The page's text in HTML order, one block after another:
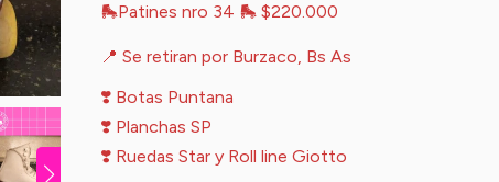
🛼Patines nro 34 🛼 $220.000
📍 Se retiran por Burzaco, Bs As
❣️ Botas Puntana
❣️ Planchas SP
❣️ Ruedas Star y Roll line Giotto